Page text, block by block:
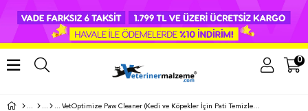
0
VetOptimize Paw Cleaner (Kedi ve Köpekler İçin Pati Temizleme Köpüğü) 150 ML